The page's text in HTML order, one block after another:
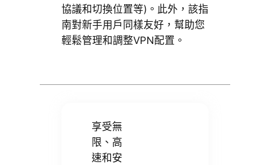
協議和切換位置等)。此外，該指
南對新手用戶同樣友好，幫助您
輕鬆管理和調整VPN配置。
享受無
限、高
速和安